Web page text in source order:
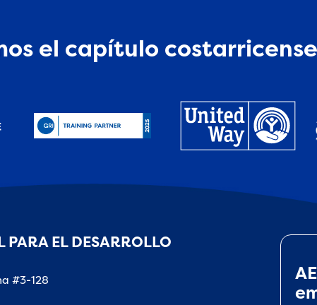
el capítulo
EL DESARROLLO
#3-128